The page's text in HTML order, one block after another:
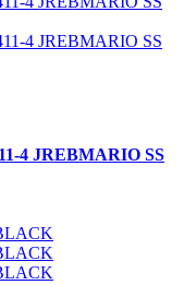
4 JREBMARIO SS